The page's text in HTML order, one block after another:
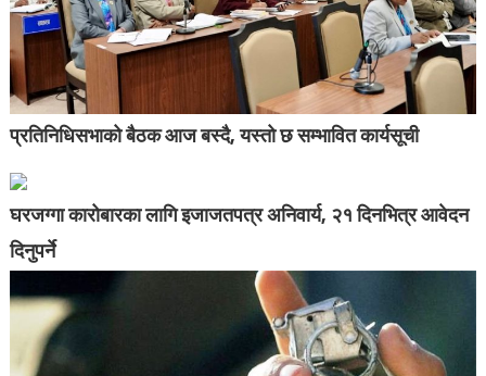
प्रतिनिधिसभाको बैठक आज बस्दै, यस्तो छ सम्भावित कार्यसूची
घरजग्गा कारोबारका लागि इजाजतपत्र अनिवार्य, २१ दिनभित्र आवेदन
दिनुपर्ने